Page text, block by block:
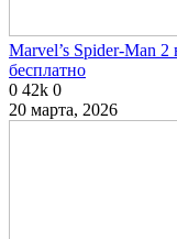
Marvel’s Spider-Man
бесплатно
0 42k 0
20 марта, 2026